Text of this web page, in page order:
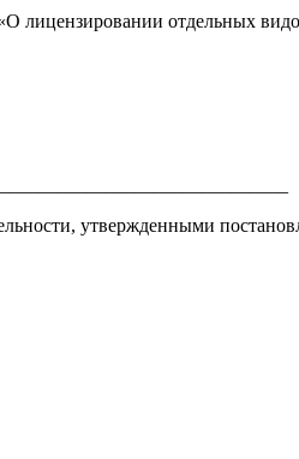
лицензировании отдельных
утвержденными